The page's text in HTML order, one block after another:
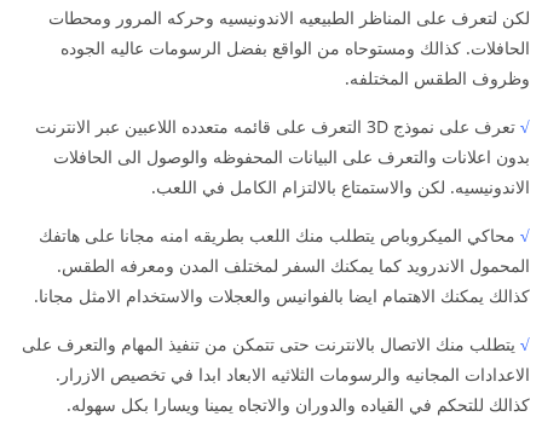
لكن لتعرف على المناظر الطبيعيه الاندونيسيه وحركه المرور ومحطات
الحافلات. كذالك ومستوحاه من الواقع بفضل الرسومات عاليه الجوده
وظروف الطقس المختلفه.
√
تعرف على نموذج 3D التعرف على قائمه متعدده اللاعبين عبر الانترنت
بدون اعلانات والتعرف على البيانات المحفوظه والوصول الى الحافلات
الاندونيسيه. لكن والاستمتاع بالالتزام الكامل في اللعب.
√ محاكي الميكروباص يتطلب منك اللعب بطريقه امنه مجانا على هاتفك
المحمول الاندرويد كما يمكنك السفر لمختلف المدن ومعرفه الطقس.
كذالك يمكنك الاهتمام ايضا بالفوانيس والعجلات والاستخدام الامثل مجانا.
√ يتطلب منك الاتصال بالانترنت حتى تتمكن من تنفيذ المهام والتعرف على
الاعدادات المجانيه والرسومات الثلاثيه الابعاد ابدا في تخصيص الازرار.
كذالك للتحكم في القياده والدوران والاتجاه يمينا ويسارا بكل سهوله.